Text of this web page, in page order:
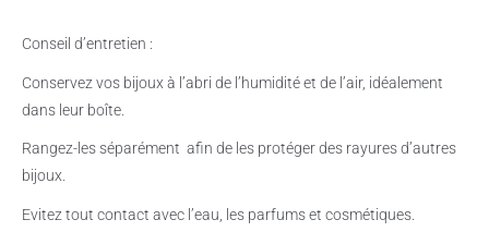
Conseil d’entretien :
Conservez vos bijoux à l’abri de l’humidité et de l’air, idéalement
dans leur boîte.
Rangez-les séparément afin de les protéger des rayures d’autres
bijoux.
Evitez tout contact avec l’eau, les parfums et cosmétiques.